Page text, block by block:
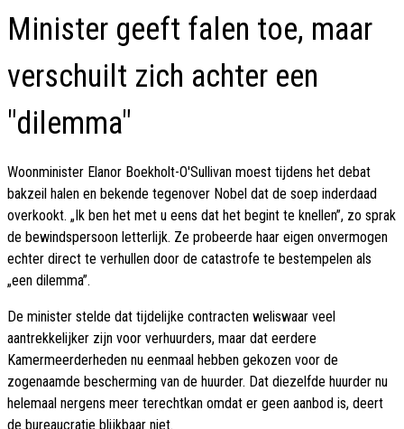
Minister geeft falen toe, maar
verschuilt zich achter een
"dilemma"
Woonminister Elanor Boekholt-O'Sullivan moest tijdens het debat
bakzeil halen en bekende tegenover Nobel dat de soep inderdaad
overkookt. „Ik ben het met u eens dat het begint te knellen”, zo sprak
de bewindspersoon letterlijk. Ze probeerde haar eigen onvermogen
echter direct te verhullen door de catastrofe te bestempelen als
„een dilemma”.
De minister stelde dat tijdelijke contracten weliswaar veel
aantrekkelijker zijn voor verhuurders, maar dat eerdere
Kamermeerderheden nu eenmaal hebben gekozen voor de
zogenaamde bescherming van de huurder. Dat diezelfde huurder nu
helemaal nergens meer terechtkan omdat er geen aanbod is, deert
de bureaucratie blijkbaar niet.